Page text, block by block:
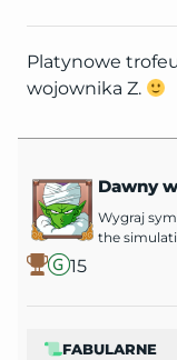
Platynowe
wojownika Z.
15
Dawny
Wygraj
the
FABULARNE